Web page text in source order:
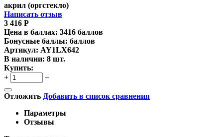
акрил (оргстекло)
Написать отзыв
3 416 Р
Цена в баллах: 3416 баллов
Бонусные баллы: баллов
Артикул: AY1LX642
В наличии: 8 шт.
Купить:
+
−
Отложить Добавить в список сравнения
Параметры
Отзывы